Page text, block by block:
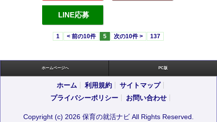
LINE応募
1 < 前の10件 5 次の10件 > 137
ホームページへ PC版
ホーム 利用規約
サイトマップ
プライバシーポリシー
お問い合わせ
Copyright (c) 2026 保育の就活ナビ All Rights Reserved.